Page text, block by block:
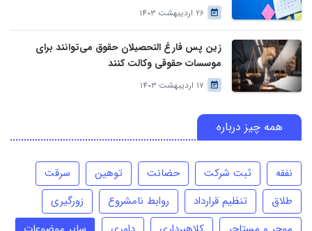
26 اردیبهشت 1403
زین پس فارغ التحصیلان حقوق می‌توانند برای
موسسات حقوقی وکالت کنند
17 اردیبهشت 1403
همه چیز درباره
نفقه ثبت شرکت حضانت توهین
سرقت
طلاق
تنظیم قرارداد روابط نامشروع
زورگیری